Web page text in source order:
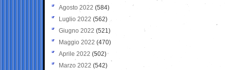
Agosto 2022 (584)
Luglio 2022 (562)
Giugno 2022 (521)
Maggio 2022 (470)
Aprile 2022 (502)
Marzo 2022 (542)